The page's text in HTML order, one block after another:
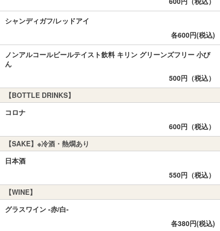
シャンディガフ/レッドアイ
各600円(税込)
ノンアルコールビールテイスト飲料 キリン グリーンズフリー 小び
ん
500円（税込）
【BOTTLE DRINKS】
コロナ
600円（税込）
【SAKE】※冷酒・熱燗あり
日本酒
550円（税込）
【WINE】
グラスワイン -赤/白-
各380円(税込)